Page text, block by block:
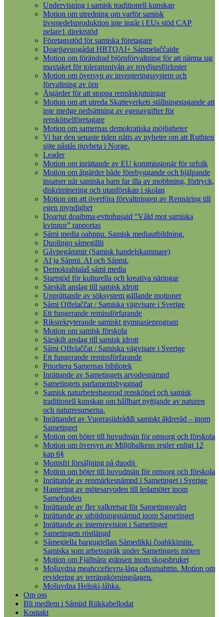
Undervisning i samisk traditionell kunskap
Motion om utredning om varför samisk
livsmedelsproduktion inte ingår i EUs stöd CAP
pelare1 direktstöd
Företagsstöd för samiska företagare
Doarjjavuogádat HBTQAI+ Sápmelaččaide
Motion om förändrad björnförvaltning för att närma sig
maxtaket för toleransnivån av rovdjursförluster
Motion om översyn av inventeringssystem och
förvaltning av örn
Åtgärder för att stoppa renpåskjutningar
Motion om att utreda Skatteverkets ställningstagande att
inte medge nedsättning av egenavgifter för
renskötselföretagare
Motion om samernas demokratiska möjligheter
Vi har den senaste tiden nåtts av nyheter om att Ruthten
sijte påstås tjuvbeta i Norge.
Leader
Motion om inrättande av EU kommissionär för urfolk
Motion om åtgärder både förebyggande och hjälpande
insatser när samiska barn far illa av mobbning, förtryck,
diskriminering och utanförskap i skolan
Motion om att överföra förvaltningen av Rennäring till
egen myndighet
Doarjut doaibma-evttohusaid “Våld mot samiska
kvinnor” rapportas
Sámi media oahppu. Samisk mediautbildning.
Duolingo sámegillii
Gávpegámmir (Samisk handelskammare)
AI ja Sápmi. AI och Sápmi.
Demokrahtalaš sámi media
Startstöd för kulturella och kreativa näringar
Särskilt anslag till samisk idrott
Upprättande av söksystem gällande motioner
Sámi Offelaččat / Samiska vägvisare i Sverige
Ett fungerande remissförfarande
Riksrekryterande samiskt gymnasieprogram
Motion om samisk förskola
Särskilt anslag till samisk idrott
Sámi Offelaččat / Samiska vägvisare i Sverige
Ett fungerande remissförfarande
Prioritera Samernas bibliotek
Inrättande av Sametingets arvodesnämnd
Sametingets parlamentsbyggnad
Samisk naturbetesbaserad renskötsel och samisk
traditionell kunskap om hållbart nyttjande av naturen
och naturresurserna.
Inrättandet av Vuorrasiidráđđi samiskt äldreråd – inom
Sametinget
Motion om böter till huvudmän för omsorg och förskola
Motion om översyn av Miljöbalkens regler enligt 12
kap 6§
Momsfri försäljning på duodji
Motion om böter till huvudmän för omsorg och förskola
Inrättande av renmärkesnämnd i Sametinget i Sverige
Hantering av mötesarvoden till ledamöter inom
Samefonden
Inrättande av fler valkretsar för Sametingsvalet
Inrättande av utbildningsnämnd inom Sametinget
Inrättande av internrevision i Sametinget
Sametingets röstlängd
Sámegiella bargugiellan Sámedikki čoahkkimiin.
Samiska som arbetsspråk under Sametingets möten
Motion om Fjällnära gränsen inom skogsbruket
Mošuvdna meahccefievru-lága ođasmahttin. Motion om
revidering av terrängkörningslagen.
Mošuvdna Heliski-láhka.
Om oss
Bli medlem i Sámiid Riikkabellodat
Kontakt